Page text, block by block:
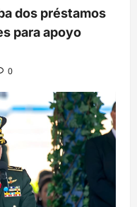
dos préstamos
para apoyo
0